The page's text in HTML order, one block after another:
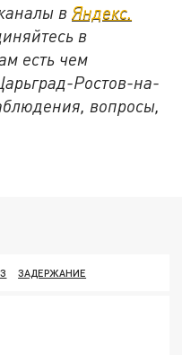
в Яндекс.
в
есть чем
Ростов-на-
вопросы,
ЗАДЕРЖАНИЕ